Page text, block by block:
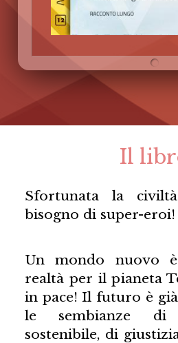
Il
Sfortunata la
bisogno di super-eroi!
Un mondo nuovo
realtà per il pianeta
in pace! Il futuro è
le sembianze di
sostenibile, di